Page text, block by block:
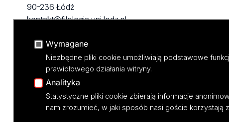
90-236 Łódź
kontakt@filologia.uni.lodz.pl
fax: 42/665 52 54
Wymagane
Niezbędne pliki cookie umożliwiają podstawowe
prawidłowego działania witryny.
Analityka
Statystyczne pliki cookie zbierają informacje
nam zrozumieć, w jaki sposób nasi goście korzystają